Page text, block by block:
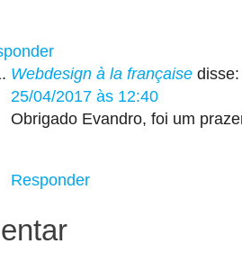
Webdesign à la française disse:
25/04/2017 às 12:40
Obrigado Evandro, foi um
Responder